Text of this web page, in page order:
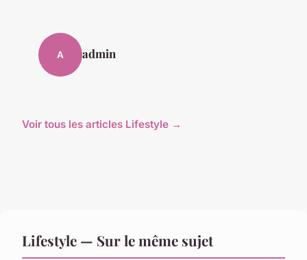
A admin
Voir tous les articles Lifestyle →
Lifestyle — Sur le même sujet